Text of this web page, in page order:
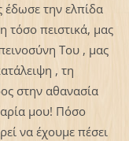
έδωσε την ελπίδα
τόσο πειστικά, μας
Του , μας
, τη
στην αθανασία
μου! Πόσο
να έχουμε πέσει